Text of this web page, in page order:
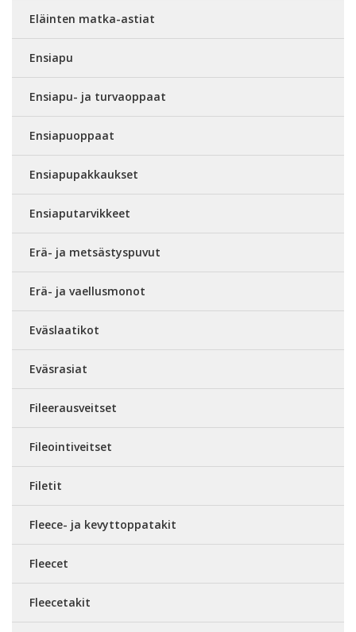
Eläinten matka-astiat
Ensiapu
Ensiapu- ja turvaoppaat
Ensiapuoppaat
Ensiapupakkaukset
Ensiaputarvikkeet
Erä- ja metsästyspuvut
Erä- ja vaellusmonot
Eväslaatikot
Eväsrasiat
Fileerausveitset
Fileointiveitset
Filetit
Fleece- ja kevyttoppatakit
Fleecet
Fleecetakit